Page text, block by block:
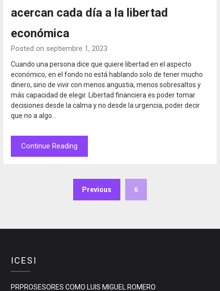
acercan cada día a la libertad
económica
Posted on septiembre 1, 2023
Cuando una persona dice que quiere libertad en el aspecto
económico, en el fondo no está hablando solo de tener mucho
dinero, sino de vivir con menos angustia, menos sobresaltos y
más capacidad de elegir. Libertad financiera es poder tomar
decisiones desde la calma y no desde la urgencia, poder decir
que no a algo…
Continue Reading
Previous 6
ICESI
PRPROSESORES COMO LUIS MIGUEL ROMERO